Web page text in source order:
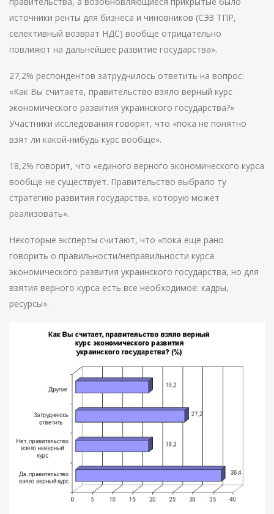
источники ренты для бизнеса и чиновников (СЭЗ ТПР,
селективный возврат НДС) вообще отрицательно
повлияют на дальнейшее развитие государства».
27,2% респондентов затруднилось ответить на вопрос:
«Как Вы считаете, правительство взяло верный курс
экономического развития украинского государства?»
Участники исследования говорят, что «пока не понятно
взят ли какой-нибудь курс вообще».
18,2% говорит, что «единого верного экономического курса
вообще не существует. Правительство выбрало ту
стратегию развития государства, которую может
реализовать».
Некоторые эксперты считают, что «пока еще рано
говорить о правильности/неправильности курса
экономического развития украинского государства, но для
взятия верного курса есть все необходимое: кадры,
ресурсы».